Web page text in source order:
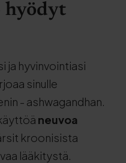
hyödyt
ja hyvinvointiasi
sinulle
- ashwagandhan.
neuvoa
kroonisista
lääkitystä.